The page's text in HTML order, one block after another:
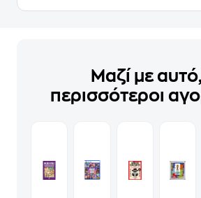
Μαζί με
περισσότεροι